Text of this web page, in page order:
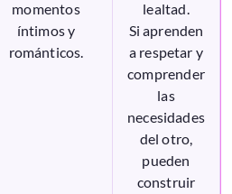
momentos
íntimos y
románticos.
lealtad.
Si aprenden
a respetar y
comprender
las
necesidades
del otro,
pueden
construir